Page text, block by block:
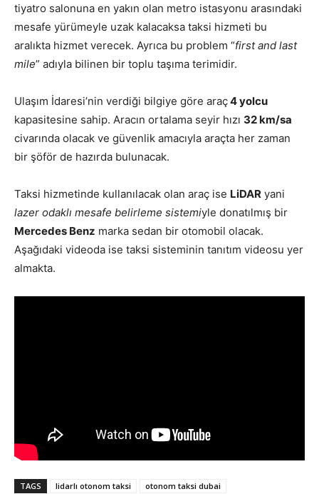
tiyatro salonuna en yakın olan metro istasyonu arasındaki
mesafe yürümeyle uzak kalacaksa taksi hizmeti bu
aralıkta hizmet verecek. Ayrıca bu problem “first and last
mile” adıyla bilinen bir toplu taşıma terimidir.
Ulaşım İdaresi’nin verdiği bilgiye göre araç4 yolcu
kapasitesine sahip. Aracın ortalama seyir hızı 32 km/sa
civarında olacak ve güvenlik amacıyla araçta her zaman
bir şöför de hazırda bulunacak.
Taksi hizmetinde kullanılacak olan araç ise LiDAR yani
lazer odaklı mesafe belirleme sistemiyle donatılmış bir
Mercedes Benz marka sedan bir otomobil olacak.
Aşağıdaki videoda ise taksi sisteminin tanıtım videosu yer
almakta.
TAGS lidarlı otonom taksi otonom taksi dubai